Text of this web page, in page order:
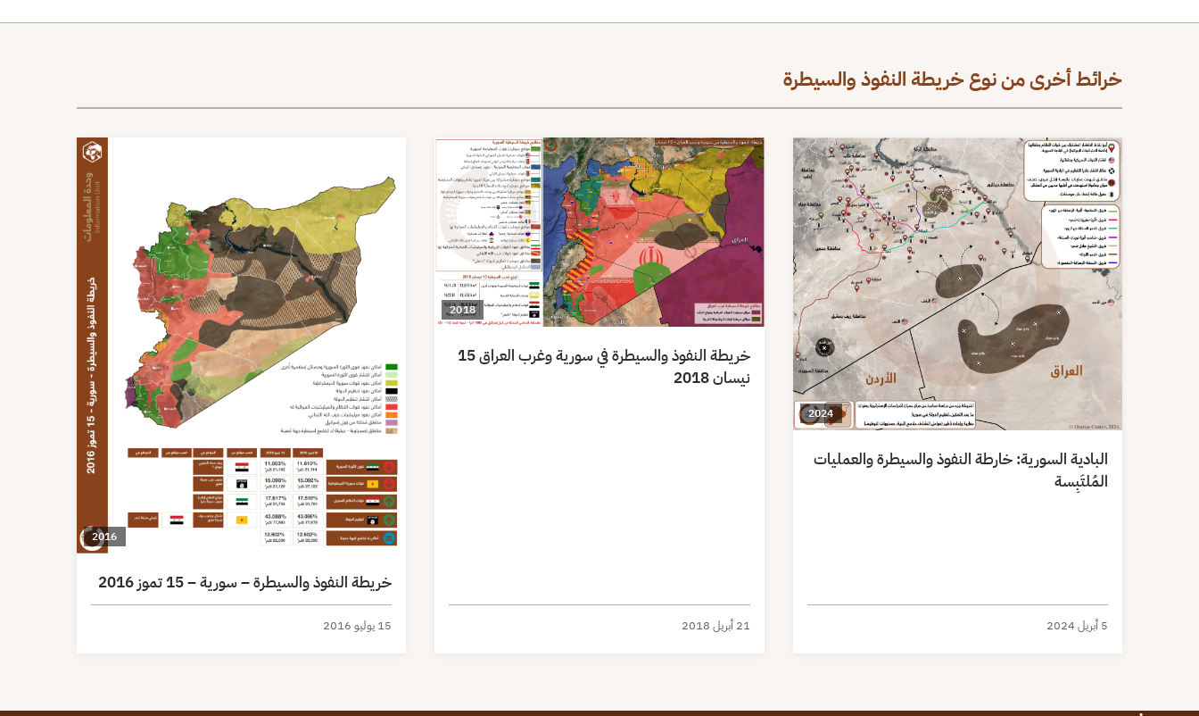
خرائط أخرى من نوع خريطة النفوذ والسيطرة
2024
البادية السورية: خارطة النفوذ والسيطرة والعمليات
المُلتَبِسة
5 أبريل 2024
2018
خريطة النفوذ والسيطرة في سورية وغرب العراق 15
نيسان 2018
21 أبريل 2018
2016
خريطة النفوذ والسيطرة – سورية – 15 تموز 2016
15 يوليو 2016